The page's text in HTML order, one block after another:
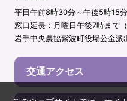
平日午前8時30分～午後5時15
窓口延長：月曜日午後7時まで
岩手中央農協紫波町役場公金
交通アクセス